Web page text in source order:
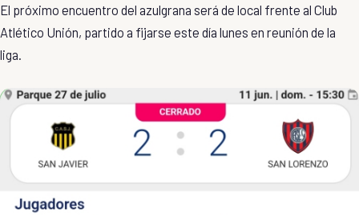
El próximo encuentro del azulgrana será de local frente al Club
Atlético Unión, partido a fijarse este día lunes en reunión de la
liga.